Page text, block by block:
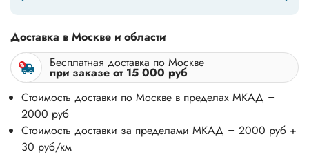
Доставка в Москве и области
Бесплатная доставка по Москве
при заказе от 15 000 руб
Стоимость доставки по Москве в пределах МКАД –
2000 руб
Стоимость доставки за пределами МКАД – 2000 руб +
30 руб/км